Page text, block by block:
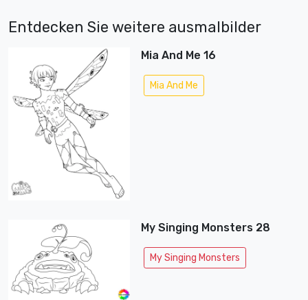
Entdecken Sie weitere ausmalbilder
Mia And Me 16
Mia And Me
My Singing Monsters 28
My Singing Monsters